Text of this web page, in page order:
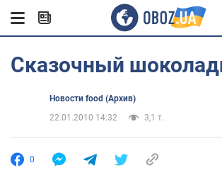
Сказочный
Новости food (Архив)
22.01.2010 14:32
3,1 т.
0